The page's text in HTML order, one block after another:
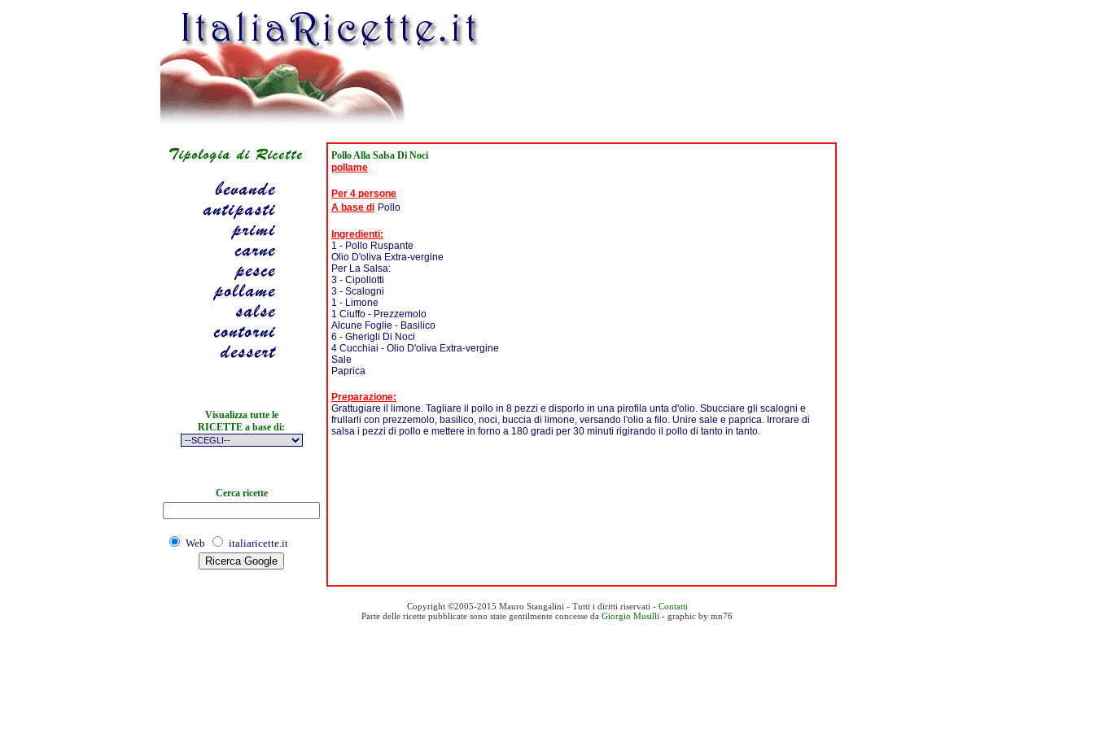
Visualizza tutte le
RICETTE a base di:
Cerca ricette
Web italiaricette.it
Pollo Alla Salsa Di Noci
pollame
Per 4 persone
A base di Pollo
Ingredienti:
1 - Pollo Ruspante
Olio D'oliva Extra-vergine
Per La Salsa:
3 - Cipollotti
3 - Scalogni
1 - Limone
1 Ciuffo - Prezzemolo
Alcune Foglie - Basilico
6 - Gherigli Di Noci
4 Cucchiai - Olio D'oliva Extra-vergine
Sale
Paprica
Preparazione:
Grattugiare il limone. Tagliare il pollo in 8 pezzi e disporlo in una pirofila unta d'olio. Sbucciare gli scalogni e
frullarli con prezzemolo, basilico, noci, buccia di limone, versando l'olio a filo. Unire sale e paprica. Irrorare di
salsa i pezzi di pollo e mettere in forno a 180 gradi per 30 minuti rigirando il pollo di tanto in tanto.
Copyright ©2005-2015 Mauro Stangalini - Tutti i diritti riservati - Contatti
Parte delle ricette pubblicate sono state gentilmente concesse da Giorgio Musilli - graphic by mn76